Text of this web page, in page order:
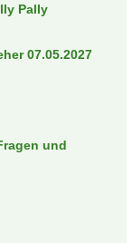
Pally
07.05.2027
und